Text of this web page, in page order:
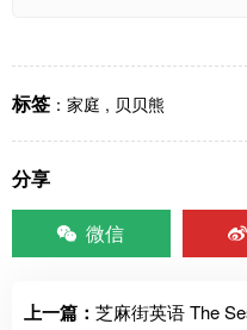
标签 ： 家庭 , 贝贝熊
分享
微信
上一篇： 芝麻街英语 The